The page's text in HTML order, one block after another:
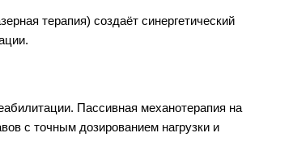
терапия) создаёт синергетический
Пассивная механотерапия на
с точным дозированием нагрузки и